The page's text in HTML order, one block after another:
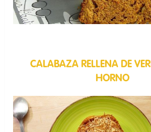
CALABAZA RELLENA DE
HORNO